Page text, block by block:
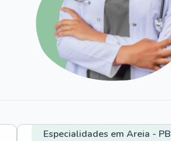
Especialidades em Areia - PB